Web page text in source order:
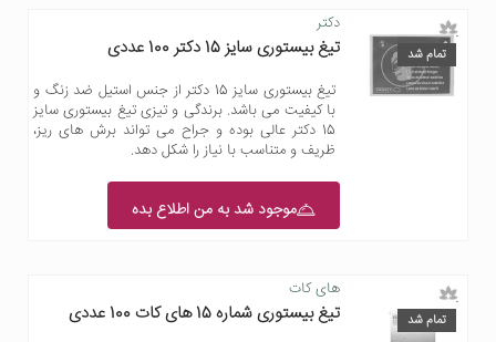
تمام شد
دکتر
تیغ بیستوری سایز 15 دکتر 100 عددی
تیغ بیستوری سایز 15 دکتر از جنس استیل ضد زنگ و
با کیفیت می باشد. برندگی و تیزی تیغ بیستوری سایز
15 دکتر عالی بوده و جراح می تواند برش های ریز،
ظریف و متناسب با نیاز را شکل دهد.
موجود شد به من اطلاع بده
تمام شد
های کات
تیغ بیستوری شماره 15 های کات 100 عددی